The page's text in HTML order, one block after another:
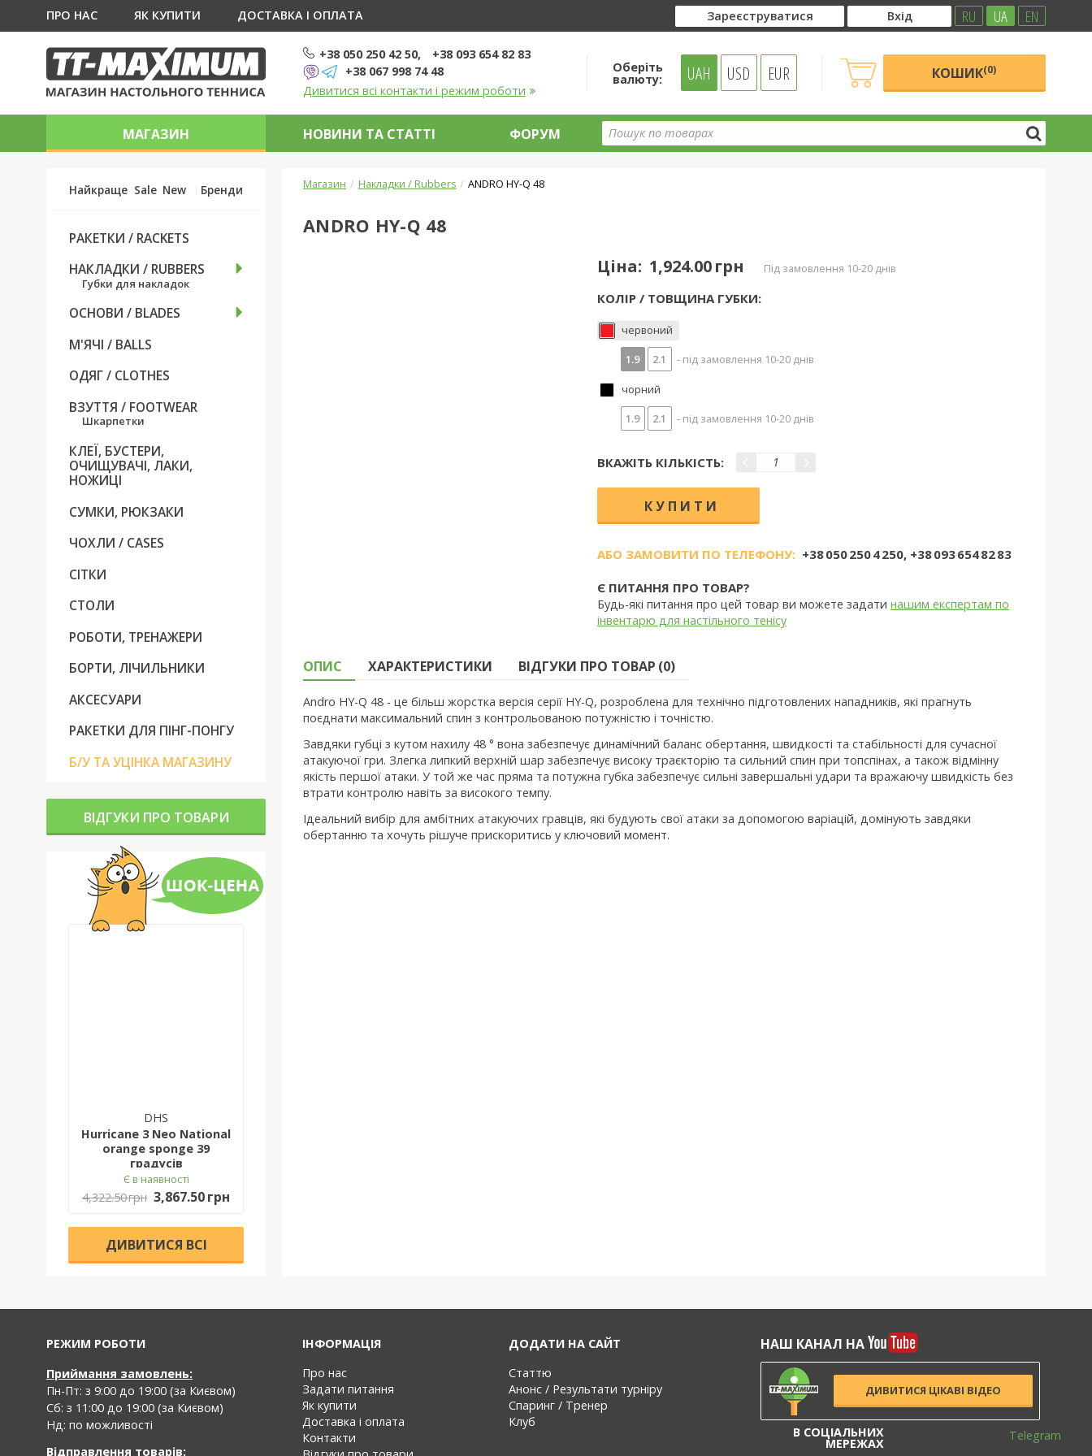
ПРО НАС ЯК КУПИТИ ДОСТАВКА І ОПЛАТА Зареєструватися Вхід RU UA EN
+38 050 250 42 50
+38 093 654 82 83
+38 067 998 74 48
Дивитися всі контакти і режим роботи
Оберіть
валюту: UAH USD EUR КОШИК(0)
МАГАЗИН НОВИНИ ТА СТАТТІ ФОРУМ
Найкраще Sale New Бренди
РАКЕТКИ / RACKETS
НАКЛАДКИ / RUBBERS
Губки для накладок
ОСНОВИ / BLADES
М'ЯЧІ / BALLS
ОДЯГ / CLOTHES
ВЗУТТЯ / FOOTWEAR
Шкарпетки
КЛЕЇ, БУСТЕРИ,
ОЧИЩУВАЧI, ЛАКИ,
НОЖИЦІ
СУМКИ, РЮКЗАКИ
ЧОХЛИ / CASES
СІТКИ
СТОЛИ
РОБОТИ, ТРЕНАЖЕРИ
БОРТИ, ЛІЧИЛЬНИКИ
АКСЕСУАРИ
РАКЕТКИ ДЛЯ ПІНГ-ПОНГУ
Б/У ТА УЦІНКА МАГАЗИНУ
ВІДГУКИ ПРО ТОВАРИ
DHS
Hurricane 3 Neo National
orange sponge 39
градусів
Є в наявності
4,322.50 грн 3,867.50 грн
ДИВИТИСЯ ВСІ
Магазин Накладки / Rubbers ANDRO HY-Q 48
ANDRO HY-Q 48
Ціна: 1,924.00 грн під замовлення 10-20 днів
КОЛІР / ТОВЩИНА ГУБКИ:
червоний
1.9
2.1 - під замовлення 10-20 днів
чорний
1.9
2.1 - під замовлення 10-20 днів
ВКАЖІТЬ КІЛЬКІСТЬ:
АБО ЗАМОВИТИ ПО ТЕЛЕФОНУ: +38 050 250 4 250, +38 093 654 82 83
Є ПИТАННЯ ПРО ТОВАР?
Будь-які питання про цей товар ви можете задати нашим експертам по
інвентарю для настільного тенісу
ОПИС ХАРАКТЕРИСТИКИ ВІДГУКИ ПРО ТОВАР (0)
Andro HY-Q 48 - це більш жорстка версія серії HY-Q, розроблена для технічно підготовлених нападників, які прагнуть
поєднати максимальний спин з контрольованою потужністю і точністю.
Завдяки губці з кутом нахилу 48 ° вона забезпечує динамічний баланс обертання, швидкості та стабільності для сучасної
атакуючої гри. Злегка липкий верхній шар забезпечує високу траєкторію та сильний спин при топспінах, а також відмінну
якість першої атаки. У той же час пряма та потужна губка забезпечує сильні завершальні удари та вражаючу швидкість без
втрати контролю навіть за високого темпу.
Ідеальний вибір для амбітних атакуючих гравців, які будують свої атаки за допомогою варіацій, домінують завдяки
обертанню та хочуть рішуче прискоритись у ключовий момент.
РЕЖИМ РОБОТИ
Приймання замовлень:
Пн-Пт: з 9:00 до 19:00 (за Києвом)
Cб: з 11:00 до 19:00 (за Києвом)
Нд: по можливості
Відправлення товарів:
IНФОРМАЦІЯ
Про нас
Задати питання
Як купити
Доставка і оплата
Контакти
ДОДАТИ НА САЙТ
Статтю
Анонс / Результати турніру
Спаринг / Тренер
Клуб
НАШ КАНАЛ НА
ДИВИТИСЯ ЦІКАВІ ВІДЕО
В СОЦІАЛЬНИХ
МЕРЕЖАХ
Telegram